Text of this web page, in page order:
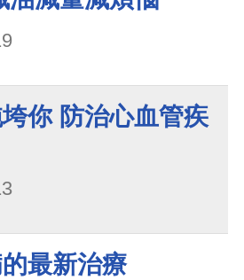
你 防治心血管疾
最新治療